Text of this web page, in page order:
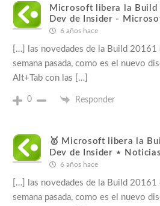
Microsoft libera la Build
Dev de Insider -
6 años hace
[…] las novedades de la Build
semana pasada, como es el nuevo
Alt+Tab con las […]
0 Responder
🥇 Microsoft libera la
Dev de Insider ⋆
6 años hace
[…] las novedades de la Build
semana pasada, como es el nuevo